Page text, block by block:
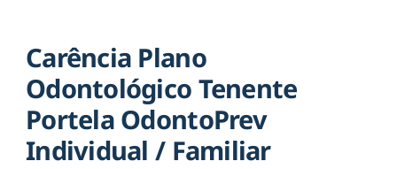
Carência Plano
Odontológico Tenente
Portela OdontoPrev
Individual / Familiar